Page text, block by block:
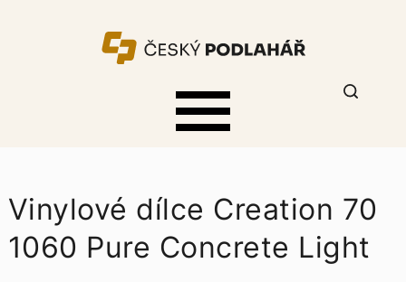
Vinylové dílce Creation 70
1060 Pure Concrete Light